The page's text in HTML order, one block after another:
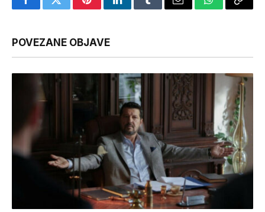
FacebookTwitterPinterestLinkedInTumblrEmail WhatsApp
Copy
POVEZANE OBJAVE